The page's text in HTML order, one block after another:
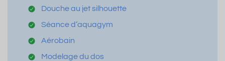
Douche au jet silhouette
Séance d’aquagym
Aérobain
Modelage du dos